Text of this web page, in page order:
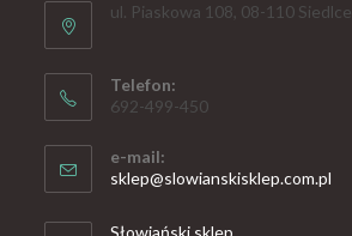
ul. Piaskowa 108, 08-110 Siedlce
Telefon:
692-499-450
e-mail:
sklep@slowianskisklep.com.pl